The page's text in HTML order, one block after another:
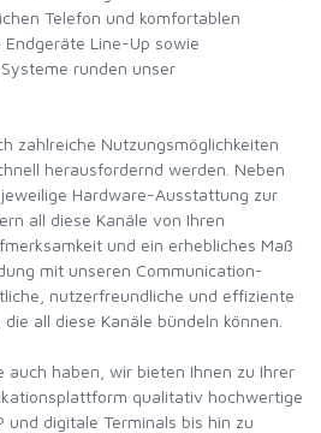
Telefon und komfortablen
Line-Up sowie
runden unser
zahlreiche Nutzungsmöglichkeiten
herausfordernd werden. Neben
Hardware-Ausstattung zur
all diese Kanäle von Ihren
und ein erhebliches Maß
mit unseren Communication-
nutzerfreundliche und effiziente
all diese Kanäle bündeln können.
auch haben, wir bieten Ihnen zu Ihrer
qualitativ hochwertige
und digitale Terminals bis hin zu